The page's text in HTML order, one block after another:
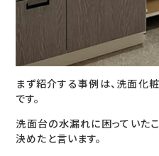
まず紹介する事例は、洗面化
です。
洗面台の水漏れに困っていた
決めたと言います。